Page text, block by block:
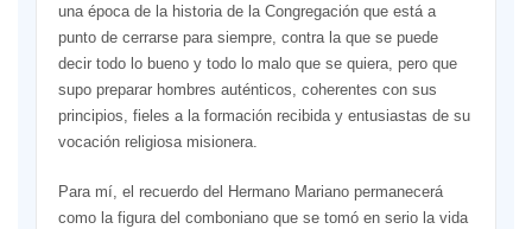
una época de la historia de la Congregación que está a
punto de cerrarse para siempre, contra la que se puede
decir todo lo bueno y todo lo malo que se quiera, pero que
supo preparar hombres auténticos, coherentes con sus
principios, fieles a la formación recibida y entusiastas de su
vocación religiosa misionera.
Para mí, el recuerdo del Hermano Mariano permanecerá
como la figura del comboniano que se tomó en serio la vida